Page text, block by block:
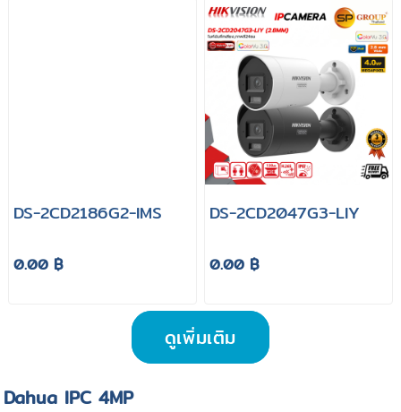
DS-2CD2186G2-IMS
0.00 ฿
DS-2CD2047G3-LIY
0.00 ฿
ดูเพิ่มเติม
Dahua IPC 4MP